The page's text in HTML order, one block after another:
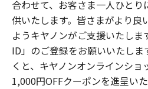
合わせて、お客さま一人ひと
供いたします。皆さまがより良
ようキヤノンがご支援いたしま
ID」のご登録をお願いいたしま
くと、キヤノンオンラインシ
1,000円OFFクーポンを進呈いた